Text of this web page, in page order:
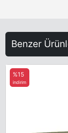
Benzer
%15
indirim